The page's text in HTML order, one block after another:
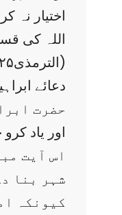
اختیار نہ
الترمذی۸۹۲۵)
دعائے
حضرت
’’ اور یاد
اس آیت
شہر بنا
کیونکہ